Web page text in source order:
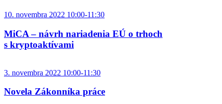
10. novembra 2022 10:00-11:30
MiCA – návrh nariadenia EÚ o trhoch
s kryptoaktívami
3. novembra 2022 10:00-11:30
Novela Zákonníka práce